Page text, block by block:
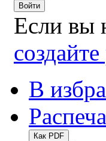
Войти
Если вы
В
Как PDF